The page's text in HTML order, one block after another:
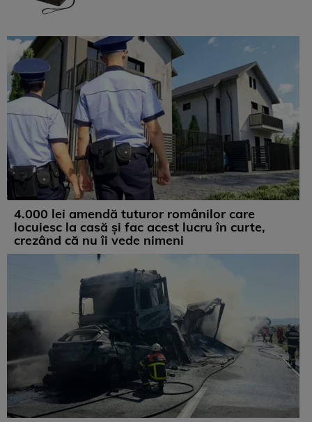
4.000 lei amendă tuturor românilor care
locuiesc la casă și fac acest lucru în curte,
crezând că nu îi vede nimeni